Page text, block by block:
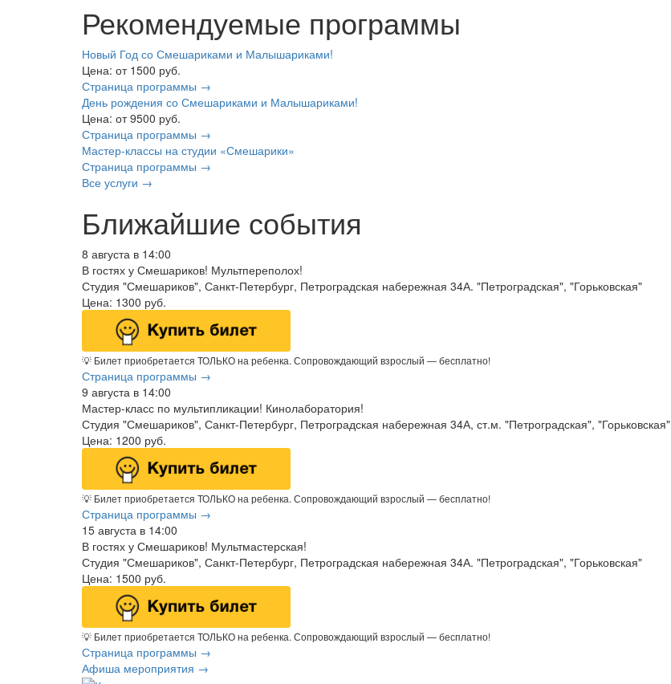
Рекомендуемые программы
Новый Год со Смешариками и Малышариками!
Цена: от 1500 руб.
Страница программы →
День рождения со Смешариками и Малышариками!
Цена: от 9500 руб.
Страница программы →
Мастер-классы на студии «Смешарики»
Страница программы →
Все услуги →
Ближайшие события
8 августа в 14:00
В гостях у Смешариков! Мультпереполох!
Студия "Смешариков", Санкт-Петербург, Петроградская набережная 34А. "Петроградская", "Горьковская"
Цена: 1300 руб.
💡 Билет приобретается ТОЛЬКО на ребенка. Сопровождающий взрослый — бесплатно!
Страница программы →
9 августа в 14:00
Мастер-класс по мультипликации! Кинолаборатория!
Студия "Смешариков", Санкт-Петербург, Петроградская набережная 34А, ст.м. "Петроградская", "Горьковская"
Цена: 1200 руб.
💡 Билет приобретается ТОЛЬКО на ребенка. Сопровождающий взрослый — бесплатно!
Страница программы →
15 августа в 14:00
В гостях у Смешариков! Мультмастерская!
Студия "Смешариков", Санкт-Петербург, Петроградская набережная 34А. "Петроградская", "Горьковская"
Цена: 1500 руб.
💡 Билет приобретается ТОЛЬКО на ребенка. Сопровождающий взрослый — бесплатно!
Страница программы →
Афиша мероприятия →